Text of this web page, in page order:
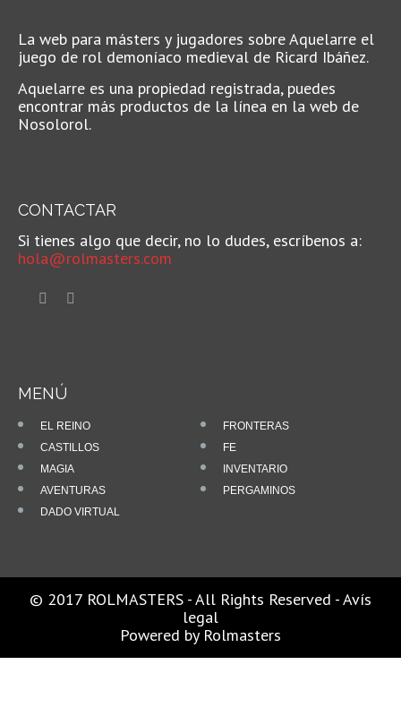
La web para másters y jugadores sobre Aquelarre el
juego de rol demoníaco medieval de Ricard Ibáñez.
Aquelarre es una propiedad registrada, puedes
encontrar más productos de la línea en la web de
Nosolorol.
CONTACTAR
Si tienes algo que decir, no lo dudes, escríbenos a:
hola@rolmasters.com
MENÚ
EL REINO
FRONTERAS
CASTILLOS
FE
MAGIA
INVENTARIO
AVENTURAS
PERGAMINOS
DADO VIRTUAL
© 2017 ROLMASTERS - All Rights Reserved -Avís
legal
Powered by Rolmasters